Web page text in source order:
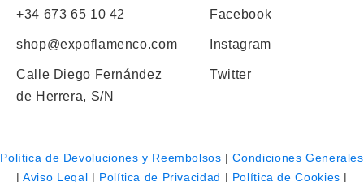
+34 673 65 10 42
shop@expoflamenco.com
Calle Diego Fernández
de Herrera, S/N
Facebook
Instagram
Twitter
Política de Devoluciones y Reembolsos |Condiciones Generales
|Aviso Legal | Política de Privacidad | Política de Cookies |